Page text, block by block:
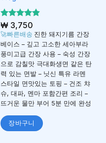
5 중에서
4.81로 평
가됨
₩3,750
🚀빠른배송 진한 돼지기름 간장
베이스 – 깊고 고소한 세아부라
풍미고급 간장 사용 – 숙성 간장
으로 감칠맛 극대화생면 같은 탄
력 있는 면발 – 닛신 특유 라멘
스타일 면맛있는 토핑 – 건조 챠
슈, 대파, 멘마 포함간편 조리 –
뜨거운 물만 부어 5분 만에 완성
장바구니